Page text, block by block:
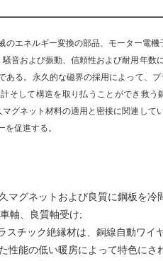
のエネルギー変換の部品、モーター電
音および振動、信頼性および耐用年
ある。永久的な磁界の採用によって、
そして構造を取り払うことができ救
グネット材料の適用と密接に関連し
促進する。
マグネットおよび良質に鋼板を冷
軸、良質軸受け;
チック絶縁材は、銅線自動ワイ
性能の低い暖房によって特色にさ